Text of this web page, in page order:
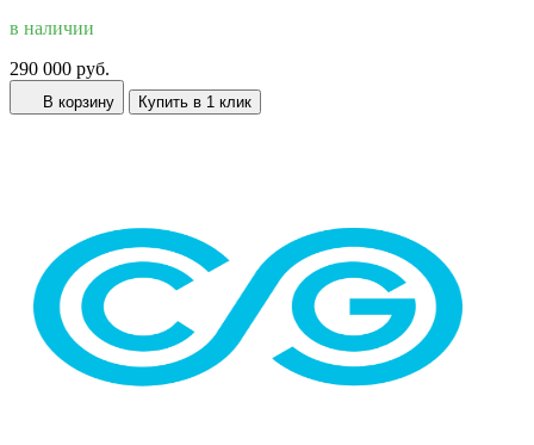
в наличии
290 000 руб.
В корзину Купить в 1 клик